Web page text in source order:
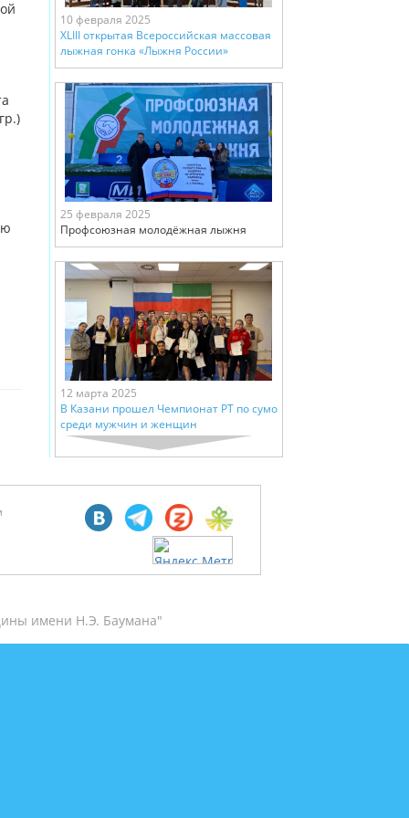
10 февраля 2025
XLIII открытая Всероссийская массовая
лыжная гонка «Лыжня России»
25 февраля 2025
Профсоюзная молодёжная лыжня
12 марта 2025
В Казани прошел Чемпионат РТ по сумо
среди мужчин и женщин
имени Н.Э. Баумана"